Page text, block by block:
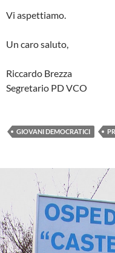
Vi aspettiamo.
Un caro saluto,
Riccardo Brezza
Segretario PD VCO
GIOVANI DEMOCRATICI